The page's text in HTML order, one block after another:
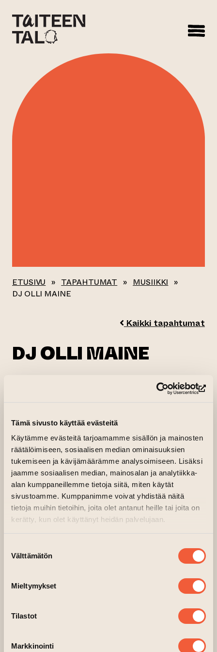
Tämä sivusto käyttää evästeitä
Käytämme evästeitä tarjoamamme sisällön ja mainosten
räätälöimiseen, sosiaalisen median ominaisuuksien
tukemiseen ja kävijämäärämme analysoimiseen. Lisäksi
jaamme sosiaalisen median, mainosalan ja analytiikka-
alan kumppaneillemme tietoja siitä, miten käytät
sivustoamme. Kumppanimme voivat yhdistää näitä
tietoja muihin tietoihin, joita olet antanut heille tai joita on
kerätty, kun olet käyttänyt heidän palvelujaan.
valinta
Välttämätön
Mieltymykset
Tilastot
Markkinointi
ETUSIVU » TAPAHTUMAT » MUSIIKKI »
DJ OLLI MAINE
Kaikki tapahtumat
DJ OLLI MAINE